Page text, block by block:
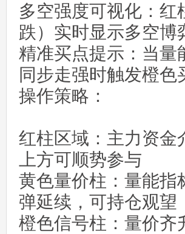
多空强度可视化‌：
跌）实时显示多空博
精准买点提示‌：当量
同步走强时触发橙色
操作策略：‌
红柱区域‌：主力资金
上方可顺势参与
黄色量价柱‌：量能指
弹延续，可持仓观望
橙色信号柱‌：量价齐